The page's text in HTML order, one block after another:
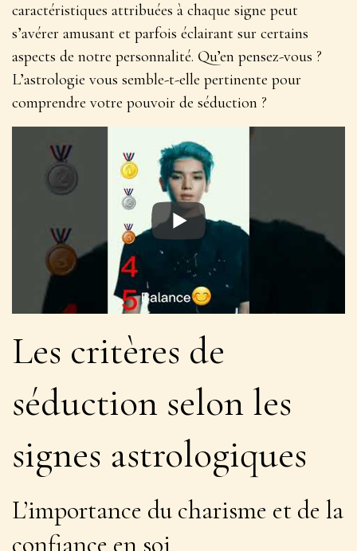
caractéristiques attribuées à chaque signe peut
s’avérer amusant et parfois éclairant sur certains
aspects de notre personnalité. Qu’en pensez-vous ?
L’astrologie vous semble-t-elle pertinente pour
comprendre votre pouvoir de séduction ?
Les critères de
séduction selon les
signes astrologiques
L’importance du charisme et de la
confiance en soi